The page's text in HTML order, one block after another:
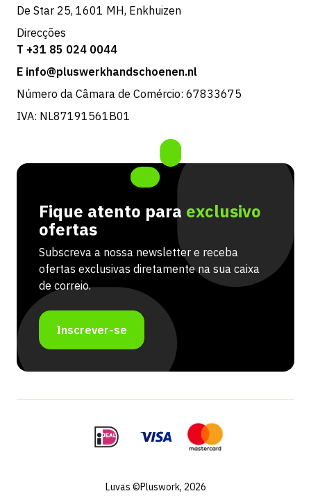
De Star 25, 1601 MH, Enkhuizen
Direcções
T +31 85 024 0044
E info@pluswerkhandschoenen.nl
Número da Câmara de Comércio: 67833675
IVA: NL87191561B01
Fique atento para exclusivo
ofertas
Subscreva a nossa newsletter e receba
ofertas exclusivas diretamente na sua caixa
de correio.
Inscrever-se
Luvas ©Pluswork, 2026